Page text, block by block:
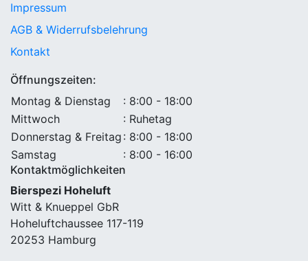
Impressum
AGB & Widerrufsbelehrung
Kontakt
Öffnungszeiten:
Montag & Dienstag
: 8:00 - 18:00
Mittwoch
: Ruhetag
Donnerstag & Freitag : 8:00 - 18:00
Samstag
: 8:00 - 16:00
Kontaktmöglichkeiten
Bierspezi Hoheluft
Witt & Knueppel GbR
Hoheluftchaussee 117-119
20253 Hamburg